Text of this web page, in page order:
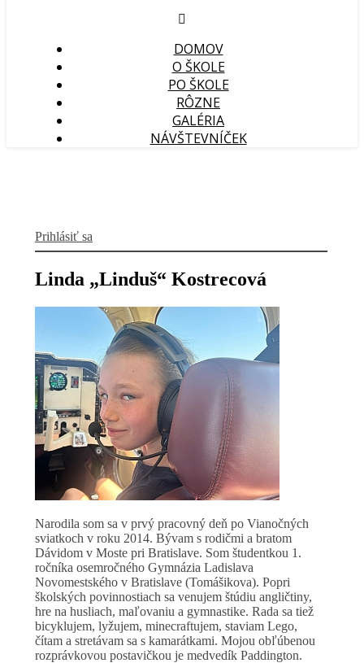
DOMOV
O ŠKOLE
PO ŠKOLE
RÔZNE
GALÉRIA
NÁVŠTEVNÍČEK
Prihlásiť sa
Linda „Linduš“ Kostrecová
Narodila som sa v prvý pracovný deň po Vianočných
sviatkoch v roku 2014. Bývam s rodičmi a bratom
Dávidom v Moste pri Bratislave. Som študentkou 1.
ročníka osemročného Gymnázia Ladislava
Novomestského v Bratislave (Tomášikova). Popri
školských povinnostiach sa venujem štúdiu angličtiny,
hre na husliach, maľovaniu a gymnastike. Rada sa tiež
bicyklujem, lyžujem, minecraftujem, staviam Lego,
čítam a stretávam sa s kamarátkami. Mojou obľúbenou
rozprávkovou postavičkou je medvedík Paddington.